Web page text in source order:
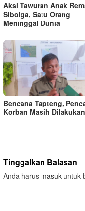
Aksi Tawuran Anak
Sibolga, Satu Orang
Meninggal Dunia
Bencana Tapteng,
Korban Masih Dilakukan
Tinggalkan Balasan
Anda harus masuk untuk